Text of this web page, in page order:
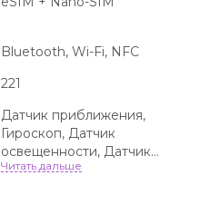
Bluetooth, Wi-Fi, NFC
221
Датчик приближения,
Гироскоп, Датчик
освещенности, Датчик
распознавания лица